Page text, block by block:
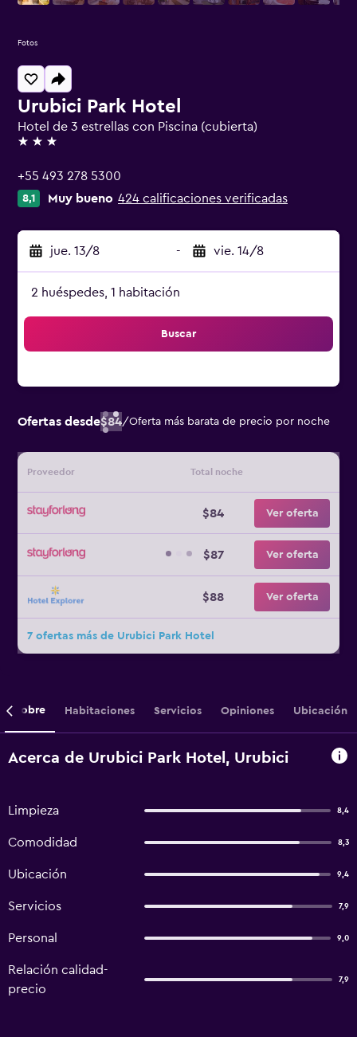
Urubici Park Hotel
Hotel de 3 estrellas con Piscina (cubierta)
3 estrellas
+55 493 278 5300
8,1 Muy bueno 424 calificaciones verificadas
jue. 13/8 - vie. 14/8
2 huéspedes, 1 habitación
Buscar
Ofertas desde$84/Oferta más barata de precio por noche
Proveedor Total noche
$84 Ver oferta
$87 Ver oferta
$88 Ver oferta
7 ofertas más de Urubici Park Hotel
Fotos
Sobre Habitaciones Servicios Opiniones Ubicación
Acerca de Urubici Park Hotel, Urubici
Limpieza 8,4
Comodidad 8,3
Ubicación 9,4
Servicios 7,9
Personal 9,0
Relación calidad-
precio
7,9